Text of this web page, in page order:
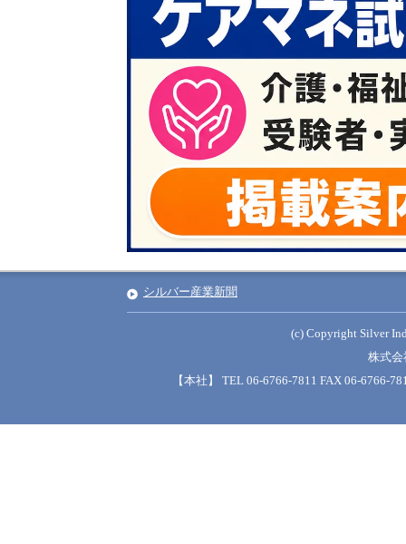
シルバー産業新聞
(c) Copyright Silver
株式会
【本社】 TEL 06-6766-7811 FAX 06-6766-